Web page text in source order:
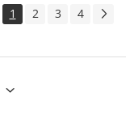
1 2 3 4